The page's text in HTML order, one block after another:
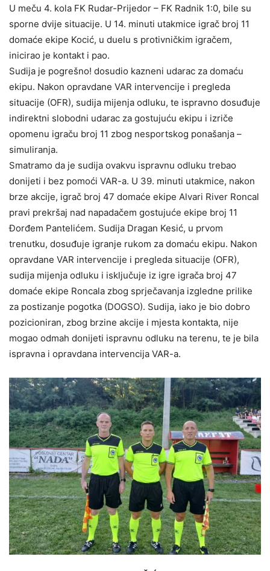
U meču 4. kola FK Rudar-Prijedor – FK Radnik 1:0, bile su
sporne dvije situacije. U 14. minuti utakmice igrač broj 11
domaće ekipe Kocić, u duelu s protivničkim igračem,
inicirao je kontakt i pao.
Sudija je pogrešno! dosudio kazneni udarac za domaću
ekipu. Nakon opravdane VAR intervencije i pregleda
situacije (OFR), sudija mijenja odluku, te ispravno dosuđuje
indirektni slobodni udarac za gostujuću ekipu i izriče
opomenu igraču broj 11 zbog nesportskog ponašanja –
simuliranja.
Smatramo da je sudija ovakvu ispravnu odluku trebao
donijeti i bez pomoći VAR-a. U 39. minuti utakmice, nakon
brze akcije, igrač broj 47 domaće ekipe Alvari River Roncal
pravi prekršaj nad napadačem gostujuće ekipe broj 11
Đorđem Pantelićem. Sudija Dragan Kesić, u prvom
trenutku, dosuđuje igranje rukom za domaću ekipu. Nakon
opravdane VAR intervencije i pregleda situacije (OFR),
sudija mijenja odluku i isključuje iz igre igrača broj 47
domaće ekipe Roncala zbog sprječavanja izgledne prilike
za postizanje pogotka (DOGSO). Sudija, iako je bio dobro
pozicioniran, zbog brzine akcije i mjesta kontakta, nije
mogao odmah donijeti ispravnu odluku na terenu, te je bila
ispravna i opravdana intervencija VAR-a.